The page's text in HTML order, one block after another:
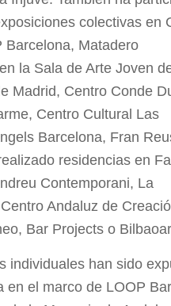
colectivas en
Barcelona, Matadero
la Sala de Arte Joven
Madrid, Centro Conde
Centro Cultural Las
Barcelona, Fran
residencias en
Contemporani, La
Andaluz de
Bar Projects o
individuales han sido
en el marco de LOOP